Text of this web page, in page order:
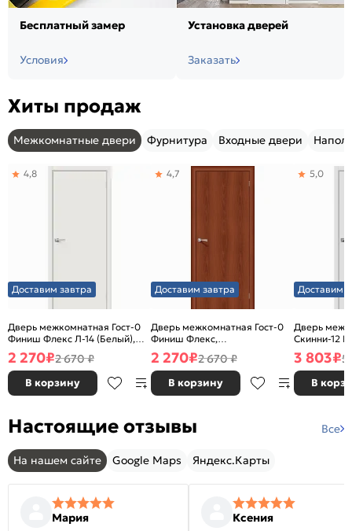
Бесплатный замер
Условия
Установка дверей
Заказать
Хиты продаж
Межкомнатные двери Фурнитура Входные двери
Доставим завтра
Дверь межкомнатная Гост-0
Финиш Флекс Л-14 (Белый),
глухая, каркасно-щитовая
4,8
2 270₽2 670 ₽
В корзину
Доставим завтра
Дверь межкомнатная Гост-0
Финиш Флекс,
Ламинированные Л-11
(ИталОрех), глухая, каркасно-
щитовая
4,7
2 270₽2 670 ₽
В корзину
Доставим
Дверь
Скинни-12
глухая,
5,0
3 803₽5
В
Настоящие отзывы Все
На нашем сайте Google Maps Яндекс.Карты
Мария Ксения